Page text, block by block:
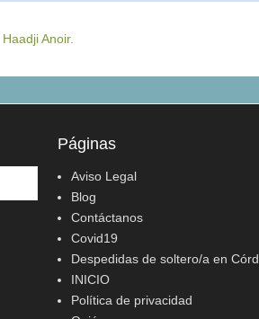
Haadji Anoir.
Páginas
Aviso Legal
Blog
Contáctanos
Covid19
Despedidas de soltero/a en
INICIO
Política de privacidad